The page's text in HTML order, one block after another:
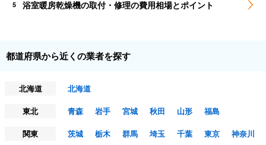
5 浴室暖房乾燥機の取付・修理の費用相場とポイント
都道府県から近くの業者を探す
北海道
北海道
東北
青森 岩手 宮城 秋田 山形
福島
関東
茨城 栃木 群馬 埼玉 千葉 東京
神奈川